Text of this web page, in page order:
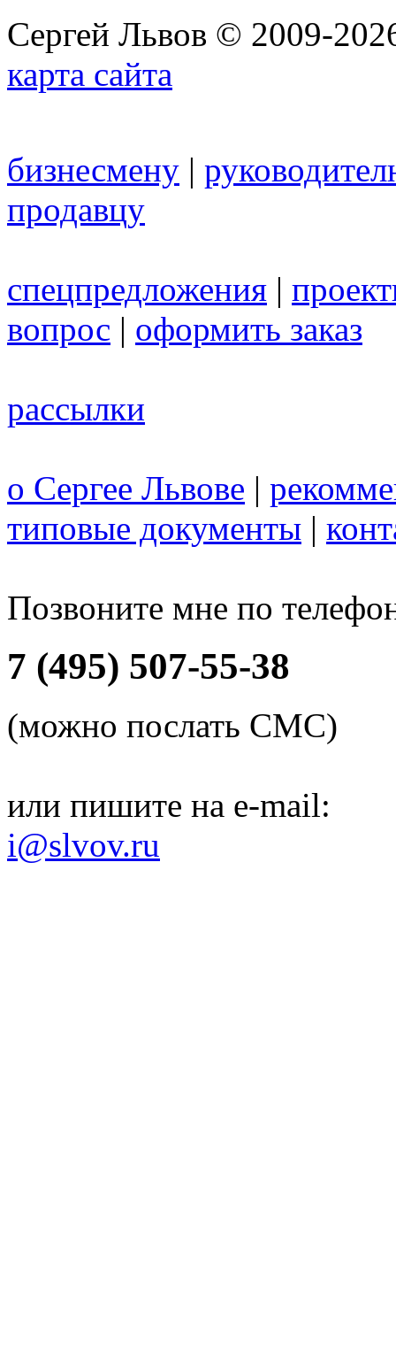
Сергей Львов © 2009-
карта сайта
бизнесмену |
продавцу
спецпредложения |
вопрос | оформить заказ
рассылки
о Сергее Львове |
типовые документы |
Позвоните мне по
7 (495) 507-55-38
(можно послать СМС)
или пишите на e-mail:
i@slvov.ru